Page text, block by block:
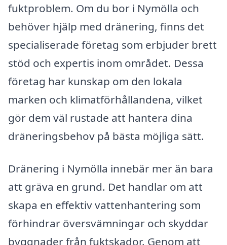
fuktproblem. Om du bor i Nymölla och
behöver hjälp med dränering, finns det
specialiserade företag som erbjuder brett
stöd och expertis inom området. Dessa
företag har kunskap om den lokala
marken och klimatförhållandena, vilket
gör dem väl rustade att hantera dina
dräneringsbehov på bästa möjliga sätt.
Dränering i Nymölla innebär mer än bara
att gräva en grund. Det handlar om att
skapa en effektiv vattenhantering som
förhindrar översvämningar och skyddar
byggnader från fuktskador. Genom att